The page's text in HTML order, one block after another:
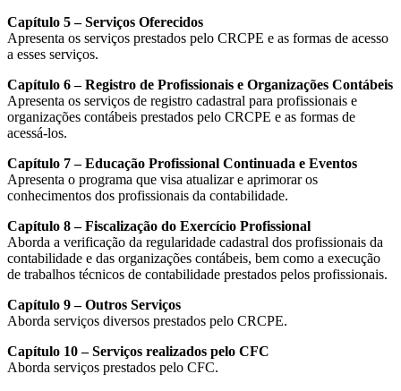
Capítulo 5 – Serviços Oferecidos
Apresenta os serviços prestados pelo CRCPE e as formas de acesso
a esses serviços.
Capítulo 6 – Registro de Profissionais e Organizações Contábeis
Apresenta os serviços de registro cadastral para profissionais e
organizações contábeis prestados pelo CRCPE e as formas de
acessá-los.
Capítulo 7 – Educação Profissional Continuada e Eventos
Apresenta o programa que visa atualizar e aprimorar os
conhecimentos dos profissionais da contabilidade.
Capítulo 8 – Fiscalização do Exercício Profissional
Aborda a verificação da regularidade cadastral dos profissionais da
contabilidade e das organizações contábeis, bem como a execução
de trabalhos técnicos de contabilidade prestados pelos profissionais.
Capítulo 9 – Outros Serviços
Aborda serviços diversos prestados pelo CRCPE.
Capítulo 10 – Serviços realizados pelo CFC
Aborda serviços prestados pelo CFC.